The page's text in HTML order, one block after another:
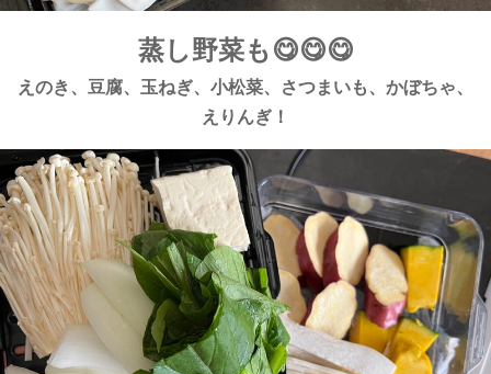
蒸し野菜も😋😋😋
えのき、豆腐、玉ねぎ、小松菜、さつまいも、かぼちゃ、
えりんぎ！